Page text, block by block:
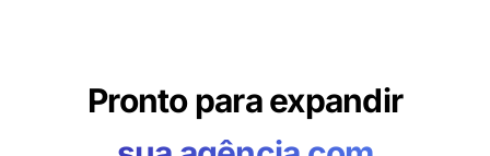
Pronto para expandir